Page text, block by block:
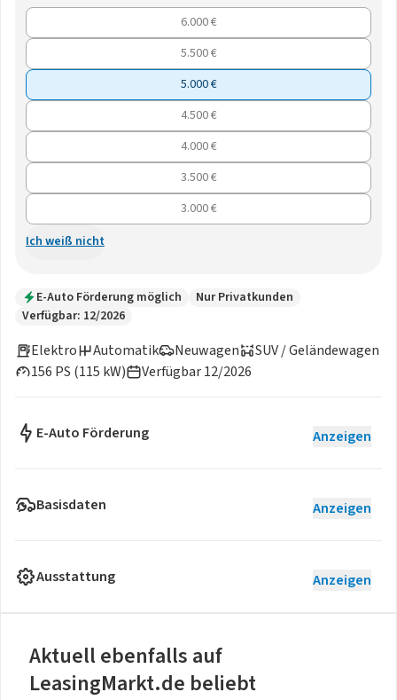
6.000 €
5.500 €
5.000 €
4.500 €
4.000 €
3.500 €
3.000 €
Ich weiß nicht
E-Auto Förderung möglich
Nur Privatkunden
Verfügbar: 12/2026
Elektro
Neuwagen
156 PS (115 kW)
Automatik
SUV / Geländewagen
Verfügbar 12/2026
E-Auto Förderung Anzeigen
Basisdaten Anzeigen
Ausstattung Anzeigen
Aktuell ebenfalls auf
LeasingMarkt.de beliebt